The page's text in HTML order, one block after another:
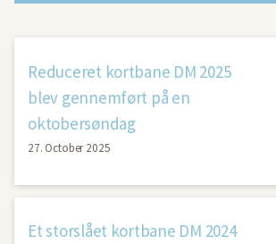
Reduceret kortbane DM 2025
blev gennemført på en
oktobersøndag
27. October 2025
Et storslået kortbane DM 2024